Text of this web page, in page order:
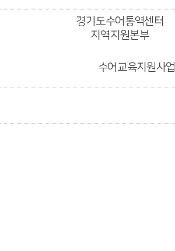
경기도수어통역센터
지역지원본부
수어교육지원사업